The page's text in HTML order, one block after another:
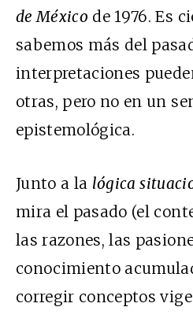
de México de 1976. Es
sabemos más del
interpretaciones
otras, pero no en un
epistemológica.
Junto a la lógica
mira el pasado (el
las razones, las
conocimiento
corregir conceptos